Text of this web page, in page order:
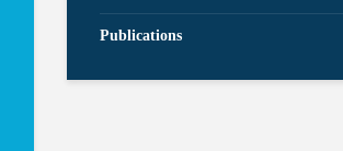
Publications